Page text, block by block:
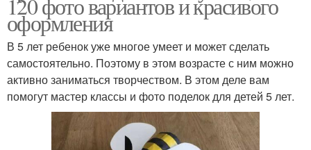
оформления
В 5 лет ребенок уже многое умеет и может сделать
самостоятельно. Поэтому в этом возрасте с ним можно
активно заниматься творчеством. В этом деле вам
помогут мастер классы и фото поделок для детей 5 лет.